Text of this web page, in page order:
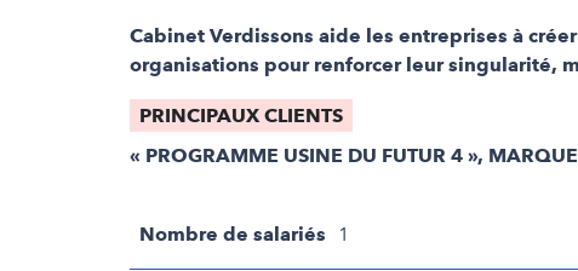
Cabinet Verdissons aide les entreprises à
organisations pour renforcer leur singularité,
PRINCIPAUX CLIENTS
« PROGRAMME USINE DU FUTUR 4 »,
Nombre de salariés 1